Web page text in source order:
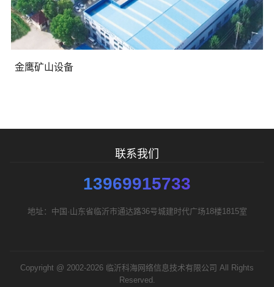
金鹰矿山设备
联系我们
13969915733
地址：中国·山东省临沂市通达路36号城建时代广场18楼1815室
Copyright @ 2002-2026 临沂科海网络信息技术有限公司 All Rights
Reserved.